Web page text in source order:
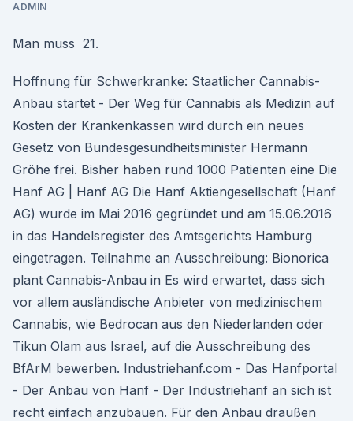
ADMIN
Man muss 21.
Hoffnung für Schwerkranke: Staatlicher Cannabis-
Anbau startet - Der Weg für Cannabis als Medizin auf
Kosten der Krankenkassen wird durch ein neues
Gesetz von Bundesgesundheitsminister Hermann
Gröhe frei. Bisher haben rund 1000 Patienten eine Die
Hanf AG | Hanf AG Die Hanf Aktiengesellschaft (Hanf
AG) wurde im Mai 2016 gegründet und am 15.06.2016
in das Handelsregister des Amtsgerichts Hamburg
eingetragen. Teilnahme an Ausschreibung: Bionorica
plant Cannabis-Anbau in Es wird erwartet, dass sich
vor allem ausländische Anbieter von medizinischem
Cannabis, wie Bedrocan aus den Niederlanden oder
Tikun Olam aus Israel, auf die Ausschreibung des
BfArM bewerben. Industriehanf.com - Das Hanfportal
- Der Anbau von Hanf - Der Industriehanf an sich ist
recht einfach anzubauen. Für den Anbau draußen